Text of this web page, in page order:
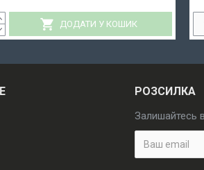
ДОДАТИ У КОШИК
РОЗСИЛКА
Залишайтесь